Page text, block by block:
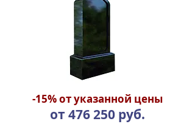
-15%от указанной цены
от 476 250 руб.